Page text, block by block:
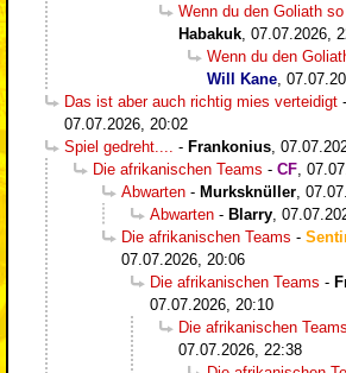
Wenn du den Goliath so
Habakuk 07.07.2026,
Wenn du den
Will Kane
Das ist aber auch richtig mies verteidigt -
07.07.2026, 20:02
Spiel gedreht....
- Frankonius
Die afrikanischen Teams - CF
Abwarten - Murksknüller
Abwarten - Blarry
Die afrikanischen Teams -
07.07.2026, 20:06
Die afrikanischen Teams -
07.07.2026, 20:10
Die afrikanischen Teams
07.07.2026, 22:38